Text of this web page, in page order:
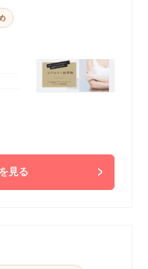
見る